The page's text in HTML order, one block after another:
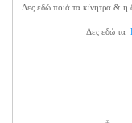
Δες εδώ ποιά τα κίνητρα & η
Δες εδώ τα